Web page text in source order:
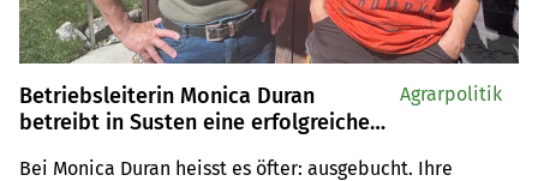
Betriebsleiterin Monica Duran
betreibt in Susten eine erfolgreiche
Bei Monica Duran heisst es öfter: ausgebucht. Ihre
Agrarpolitik